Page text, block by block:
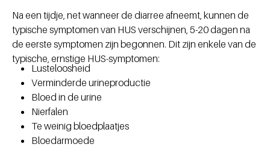
Na een tijdje, net wanneer de diarree afneemt, kunnen de
typische symptomen van HUS verschijnen, 5-20 dagen na
de eerste symptomen zijn begonnen. Dit zijn enkele van de
typische, ernstige HUS-symptomen:
Lusteloosheid
Verminderde urineproductie
Bloed in de urine
Nierfalen
Te weinig bloedplaatjes
Bloedarmoede